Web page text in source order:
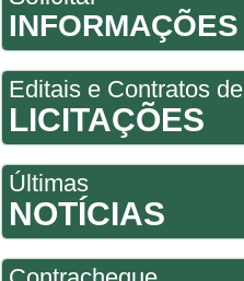
INFORMAÇÕES
Editais e Contratos de
LICITAÇÕES
Últimas
NOTÍCIAS